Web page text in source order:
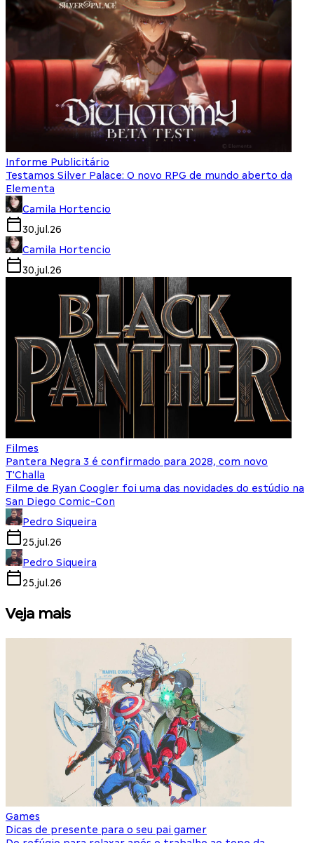
Informe Publicitário
Testamos Silver Palace: O novo RPG de mundo aberto da
Elementa
Camila Hortencio
30.jul.26
Camila Hortencio
30.jul.26
Filmes
Pantera Negra 3 é confirmado para 2028, com novo
T'Challa
Filme de Ryan Coogler foi uma das novidades do estúdio na
San Diego Comic-Con
Pedro Siqueira
25.jul.26
Pedro Siqueira
25.jul.26
Veja mais
Games
Dicas de presente para o seu pai gamer